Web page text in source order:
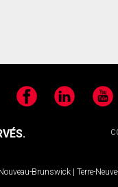
FacebookLinkedIn
Brunswick | Terre-